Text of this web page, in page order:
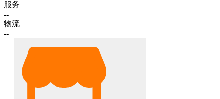
服务
--
物流
--